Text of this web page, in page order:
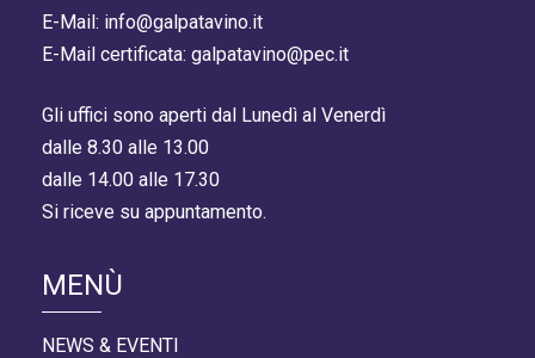
E-Mail: info@galpatavino.it
E-Mail certificata: galpatavino@pec.it
Gli uffici sono aperti dal Lunedì al Venerdì
dalle 8.30 alle 13.00
dalle 14.00 alle 17.30
Si riceve su appuntamento.
MENÙ
NEWS & EVENTI